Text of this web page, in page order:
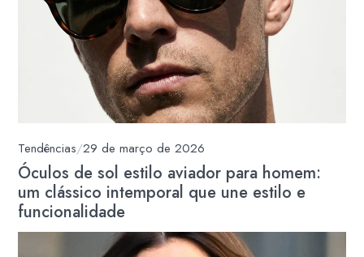
Tendências/29 de março de 2026
Óculos de sol estilo aviador para homem:
um clássico intemporal que une estilo e
funcionalidade